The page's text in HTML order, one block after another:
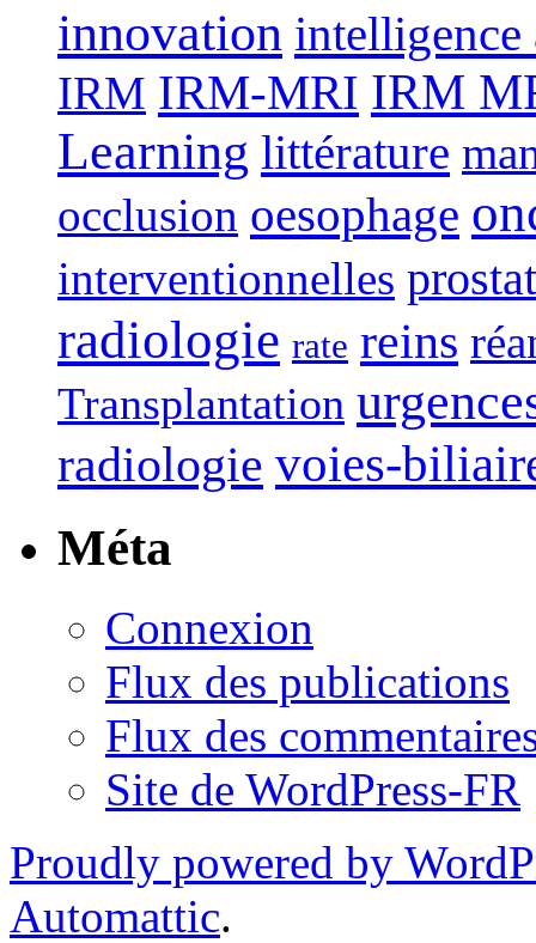
innovation
IRM IRM-MRI IRM
Learning littérature
occlusion oesophage
interventionnelles
radiologie rate reins
Transplantation
radiologie voies-
Méta
Connexion
Flux des publications
Flux des
Site de WordPress-FR
Proudly powered by
Automattic.